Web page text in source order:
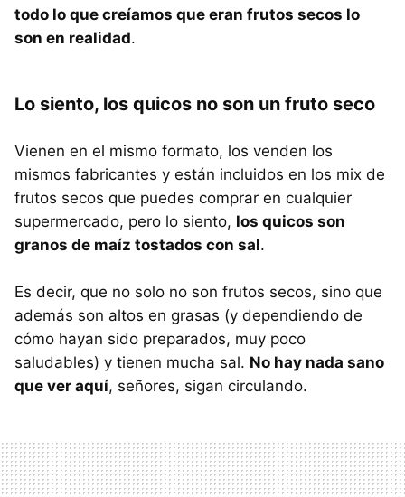
todo lo que creíamos que eran frutos secos lo
son en realidad.
Lo siento, los quicos no son un fruto seco
Vienen en el mismo formato, los venden los
mismos fabricantes y están incluidos en los mix de
frutos secos que puedes comprar en cualquier
supermercado, pero lo siento, los quicos son
granos de maíz tostados con sal.
Es decir, que no solo no son frutos secos, sino que
además son altos en grasas (y dependiendo de
cómo hayan sido preparados, muy poco
saludables) y tienen mucha sal. No hay nada sano
que ver aquí, señores, sigan circulando.